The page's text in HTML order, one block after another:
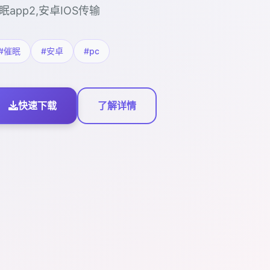
app2,安卓IOS传输
催眠 #安卓 #pc
快速下载 了解详情